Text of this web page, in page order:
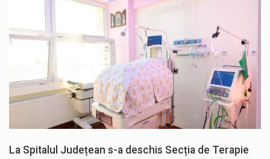
La Spitalul Județean s-a deschis Secția de Terapie